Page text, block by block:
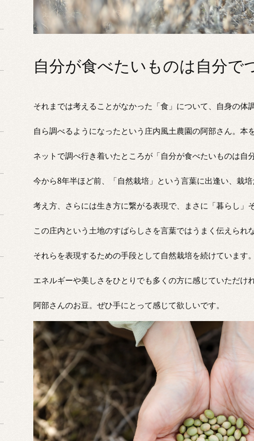
自分が食べたいものは自分で
それまでは考えることがなかった「食」について、自身の体
自ら調べるようになったという庄内風土農園の阿部さん。本
ネットで調べ行き着いたところが「自分が食べたいものは自
今から8年半ほど前、「自然栽培」という言葉に出逢い、栽
考え方、さらには生き方に繋がる表現で、まさに「暮らし」
この庄内という土地のすばらしさを言葉ではうまく伝えられ
それらを表現するための手段として自然栽培を続けています
エネルギーや美しさをひとりでも多くの方に感じていただけ
阿部さんのお豆。ぜひ手にとって感じて欲しいです。